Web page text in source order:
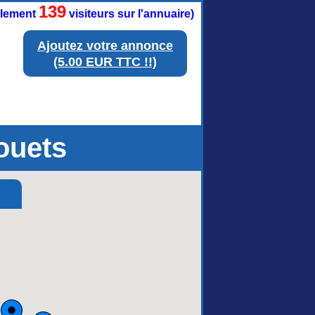
Ajoutez votre annonce
(5.00 EUR TTC !!)
139 visiteurs sur l'annuaire)